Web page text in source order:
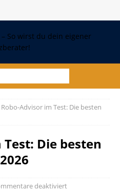
Robo-Advisor im Test: Die besten
Die besten
deaktiviert